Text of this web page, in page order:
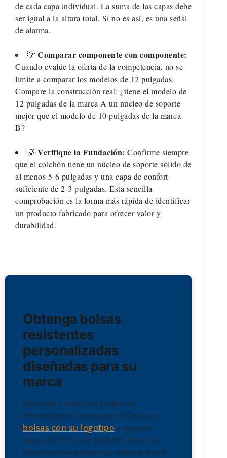
de cada capa individual. La suma de las capas debe
ser igual a la altura total. Si no es así, es una señal
de alarma.
💡 Comparar componente con componente:
Cuando evalúe la oferta de la competencia, no se
limite a comparar los modelos de 12 pulgadas.
Compare la construcción real: ¿tiene el modelo de
12 pulgadas de la marca A un núcleo de soporte
mejor que el modelo de 10 pulgadas de la marca
B?
💡 Verifique la Fundación: Confirme siempre
que el colchón tiene un núcleo de soporte sólido de
al menos 5-6 pulgadas y una capa de confort
suficiente de 2-3 pulgadas. Esta sencilla
comprobación es la forma más rápida de identificar
un producto fabricado para ofrecer valor y
durabilidad.
Obtenga bolsas
resistentes
personalizadas
diseñadas para su
marca
Fabricamos productos totalmente
personalizados y resistentes al desgarro
bolsas con su logotipo y soportan
cargas de 25 kg con facilidad. Envíe sus
requisitos para recibir una maqueta digital